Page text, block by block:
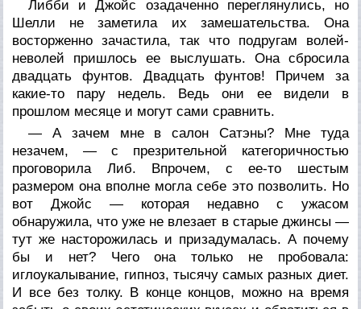
Либби и Джойс озадаченно переглянулись, но
Шелли не заметила их замешательства. Она
восторженно зачастила, так что подругам волей-
неволей пришлось ее выслушать. Она сбросила
двадцать фунтов. Двадцать фунтов! Причем за
какие-то пару недель. Ведь они ее видели в
прошлом месяце и могут сами сравнить.
— А зачем мне в салон Сатэны? Мне туда
незачем, — с презрительной категоричностью
проговорила Либ. Впрочем, с ее-то шестым
размером она вполне могла себе это позволить. Но
вот Джойс — которая недавно с ужасом
обнаружила, что уже не влезает в старые джинсы —
тут же насторожилась и призадумалась. А почему
бы и нет? Чего она только не пробовала:
иглоукалывание, гипноз, тысячу самых разных диет.
И все без толку. В конце концов, можно на время